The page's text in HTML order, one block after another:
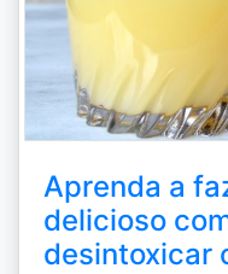
Aprenda a
delicioso
desintoxicar